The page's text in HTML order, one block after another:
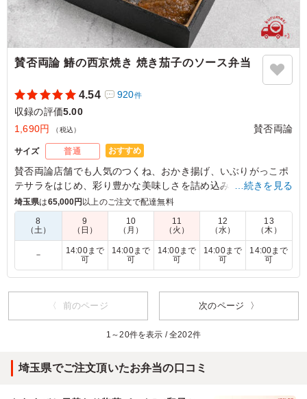
賛否両論 鰆の西京焼き 焼き茄子のソース弁当
4.54 920件
収録の評価5.00
1,690円
（税込） 賛否両論
サイズ 普通 おすすめ
賛否両論店舗でも人気のつくね、おかき揚げ、いぶりがっこポ
テサラをはじめ、彩り豊かな美味しさを詰め込みました。
賛否両論の店舗で、お刺身に合わせて提供している「変わり醤
油」を焼き魚に合う「ソース」にアレンジ。
焼き茄子の香ばしさが西京焼きとマッチして、くせになる美味
しさです。
5.0 NHKエンタープライズ
お魚がメインのお弁当が少ないので、今回こちらのお店に
お魚料理があり、 すぐに注文させて頂きました。 茄子の
ソースがとてもおいしくて食べやすかったです。 是非ま
たお願いしたいお弁当の１つになりました。
ご利用シーン：ロケ・撮影 › 収録
神奈川県横浜市緑区長津田
2021/09/21
…続きを見る
埼玉県は65,000円以上のご注文で配達無料
8
（土）
9
（日）
10
（月）
11
（火）
12
（水）
13
（木）
－
14:00まで
可
14:00まで
可
14:00まで
可
14:00まで
可
14:00まで
可
〈 前のページ 次のページ 〉
1～20件を表示 / 全202件
埼玉県でご注文頂いたお弁当の口コミ